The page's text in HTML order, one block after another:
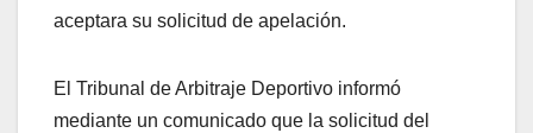
aceptara su solicitud de apelación.
El Tribunal de Arbitraje Deportivo informó
mediante un comunicado que la solicitud del